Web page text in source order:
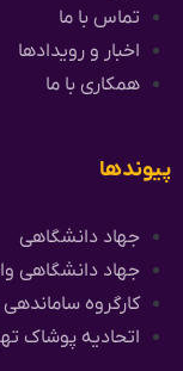
تماس با ما
اخبار و رویدادها
همکاری با ما
پیوندها
جهاد دانشگاهی
جهاد دانشگاهی
کارگروه
اتحادیه پوشاک